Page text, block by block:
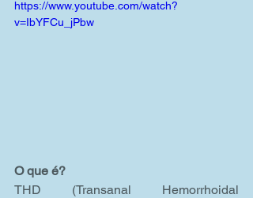
https://www.youtube.com/watch?
v=IbYFCu_jPbw
O que é?
THD (Transanal Hemorrhoidal